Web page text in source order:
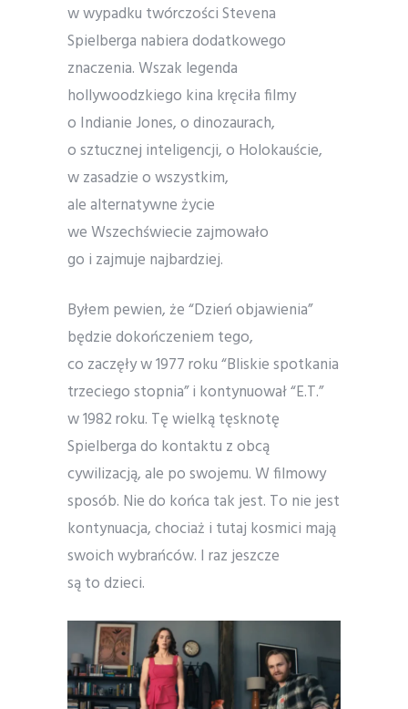
w wypadku twórczości Stevena
Spielberga nabiera dodatkowego
znaczenia. Wszak legenda
hollywoodzkiego kina kręciła filmy
o Indianie Jones, o dinozaurach,
o sztucznej inteligencji, o Holokauście,
w zasadzie o wszystkim,
ale alternatywne życie
we Wszechświecie zajmowało
go i zajmuje najbardziej.
Byłem pewien, że “Dzień objawienia”
będzie dokończeniem tego,
co zaczęły w 1977 roku “Bliskie spotkania
trzeciego stopnia” i kontynuował “E.T.”
w 1982 roku. Tę wielką tęsknotę
Spielberga do kontaktu z obcą
cywilizacją, ale po swojemu. W filmowy
sposób. Nie do końca tak jest. To nie jest
kontynuacja, chociaż i tutaj kosmici mają
swoich wybrańców. I raz jeszcze
są to dzieci.